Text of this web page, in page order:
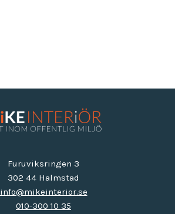
Furuviksringen 3
302 44 Halmstad
info@mikeinterior.se
010-300 10 35